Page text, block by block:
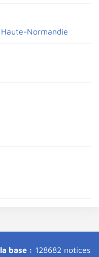
Normandie
base : 128682 notices